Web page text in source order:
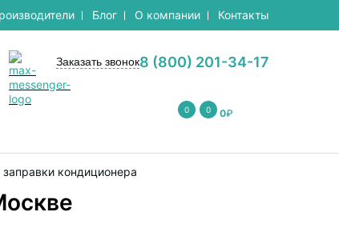
Блог О компании Контакты
8 (800) 201-34-17
Заказать звонок
0 0 0₽
кондиционера